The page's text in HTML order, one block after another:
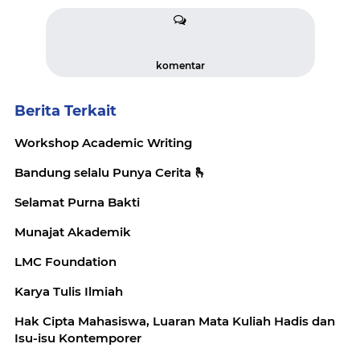
komentar
Berita Terkait
Workshop Academic Writing
Bandung selalu Punya Cerita 🫰
Selamat Purna Bakti
Munajat Akademik
LMC Foundation
Karya Tulis Ilmiah
Hak Cipta Mahasiswa, Luaran Mata Kuliah Hadis dan
Isu-isu Kontemporer